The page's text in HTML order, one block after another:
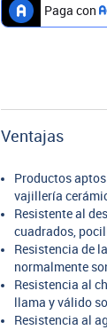
Ventajas
Productos
vajillería
Resistente al
cuadrados,
Resistencia de
normalmente
Resistencia al
llama y válido
Resistencia al